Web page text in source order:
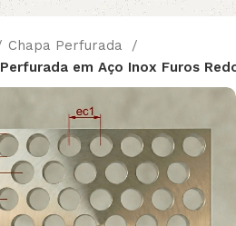
Chapa Perfurada
em Aço Inox Furos